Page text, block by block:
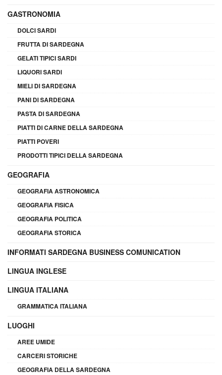
GASTRONOMIA
DOLCI SARDI
FRUTTA DI SARDEGNA
GELATI TIPICI SARDI
LIQUORI SARDI
MIELI DI SARDEGNA
PANI DI SARDEGNA
PASTA DI SARDEGNA
PIATTI DI CARNE DELLA SARDEGNA
PIATTI POVERI
PRODOTTI TIPICI DELLA SARDEGNA
GEOGRAFIA
GEOGRAFIA ASTRONOMICA
GEOGRAFIA FISICA
GEOGRAFIA POLITICA
GEOGRAFIA STORICA
INFORMATI SARDEGNA BUSINESS COMUNICATION
LINGUA INGLESE
LINGUA ITALIANA
GRAMMATICA ITALIANA
LUOGHI
AREE UMIDE
CARCERI STORICHE
GEOGRAFIA DELLA SARDEGNA